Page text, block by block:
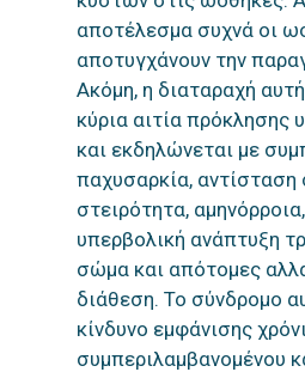
αποτέλεσμα συχνά οι
αποτυγχάνουν την
Ακόμη, η διαταραχή
κύρια αιτία πρόκλησης
και εκδηλώνεται με
παχυσαρκία, αντίσταση
στειρότητα,
υπερβολική ανάπτυξη
σώμα και απότομες
διάθεση. Το σύνδρομο
κίνδυνο εμφάνισης
συμπεριλαμβανομένου